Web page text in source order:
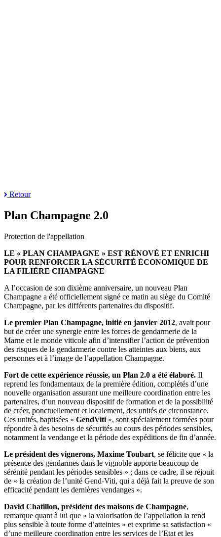
Retour
Plan Champagne 2.0
Protection de l'appellation
LE « PLAN CHAMPAGNE » EST RÉNOVÉ ET ENRICHI
POUR RENFORCER LA SÉCURITÉ ÉCONOMIQUE DE
LA FILIÈRE CHAMPAGNE
A l’occasion de son dixième anniversaire, un nouveau Plan
Champagne a été officiellement signé ce matin au siège du Comité
Champagne, par les différents partenaires du dispositif.
Le premier Plan Champagne, initié en janvier 2012, avait pour
but de créer une synergie entre les forces de gendarmerie de la
Marne et le monde viticole afin d’intensifier l’action de prévention
des risques de la gendarmerie contre les atteintes aux biens, aux
personnes et à l’image de l’appellation Champagne.
Fort de cette expérience réussie, un Plan 2.0 a été élaboré. Il
reprend les fondamentaux de la première édition, complétés d’une
nouvelle organisation assurant une meilleure coordination entre les
partenaires, d’un nouveau dispositif de formation et de la possibilité
de créer, ponctuellement et localement, des unités de circonstance.
Ces unités, baptisées « GendViti », sont spécialement formées pour
répondre à des besoins de sécurités au cours des périodes sensibles,
notamment la vendange et la période des expéditions de fin d’année.
Le président des vignerons, Maxime Toubart, se félicite que « la
présence des gendarmes dans le vignoble apporte beaucoup de
sérénité pendant les périodes sensibles » ; dans ce cadre, il se réjouit
de « la création de l’unité Gend-Viti, qui a déjà fait la preuve de son
efficacité pendant les dernières vendanges ».
David Chatillon, président des maisons de Champagne,
remarque quant à lui que « la valorisation de l’appellation la rend
plus sensible à toute forme d’atteintes » et exprime sa satisfaction «
d’une meilleure coordination entre les services de l’Etat et les